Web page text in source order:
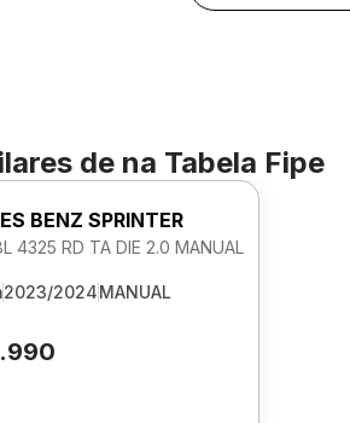
de na Tabela Fipe
BENZ SPRINTER
4325 RD TA DIE 2.0 MANUAL
2023/2024MANUAL